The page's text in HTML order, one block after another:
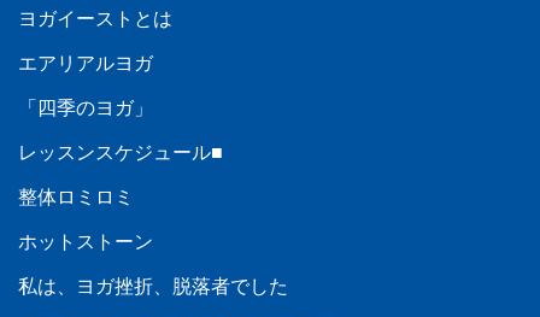
ヨガイーストとは
エアリアルヨガ
「四季のヨガ」
レッスンスケジュール■
整体ロミロミ
ホットストーン
私は、ヨガ挫折、脱落者でした